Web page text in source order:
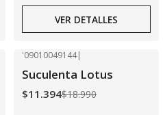
VER DETALLES
Agotado
'09010049144|
Suculenta Lotus
$11.394$18.990